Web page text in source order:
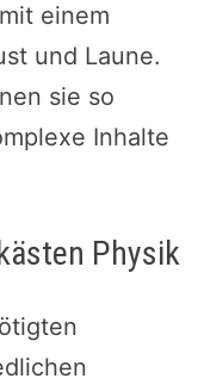
einem
und Laune.
sie so
Inhalte
Physik